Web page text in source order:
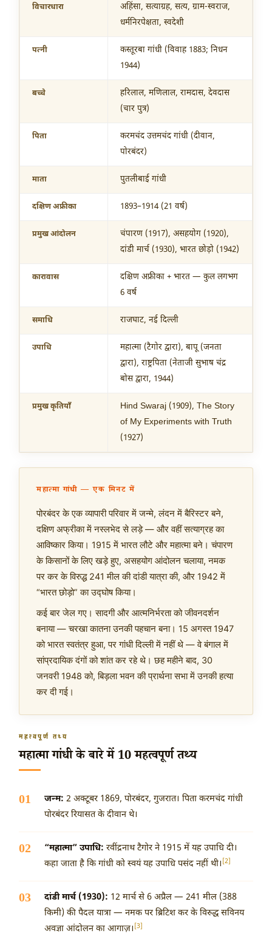
विचारधारा
अहिंसा, सत्याग्रह, सत्य, ग्राम-स्वराज,
धर्मनिरपेक्षता, स्वदेशी
पत्नी
कस्तूरबा गांधी (विवाह 1883; निधन
1944)
बच्चे
हरिलाल, मणिलाल, रामदास, देवदास
(चार पुत्र)
पिता
करमचंद उत्तमचंद गांधी (दीवान,
पोरबंदर)
माता पुतलीबाई गांधी
दक्षिण अफ्रीका 1893–1914 (21 वर्ष)
प्रमुख आंदोलन
चंपारण (1917), असहयोग (1920),
दांडी मार्च (1930), भारत छोड़ो (1942)
कारावास
दक्षिण अफ्रीका + भारत — कुल लगभग
6 वर्ष
समाधि राजघाट, नई दिल्ली
उपाधि
महात्मा (टैगोर द्वारा), बापू (जनता
द्वारा), राष्ट्रपिता (नेताजी सुभाष चंद्र
बोस द्वारा, 1944)
प्रमुख कृतियाँ
Hind Swaraj (1909), The Story
of My Experiments with Truth
(1927)
महात्मा गांधी — एक मिनट में
पोरबंदर के एक व्यापारी परिवार में जन्मे, लंदन में बैरिस्टर बने,
दक्षिण अफ्रीका में नस्लभेद से लड़े — और वहीं सत्याग्रह का
आविष्कार किया। 1915 में भारत लौटे और महात्मा बने। चंपारण
के किसानों के लिए खड़े हुए, असहयोग आंदोलन चलाया, नमक
पर कर के विरुद्ध 241 मील की दांडी यात्रा की, और 1942 में
“भारत छोड़ो” का उद्घोष किया।
कई बार जेल गए। सादगी और आत्मनिर्भरता को जीवनदर्शन
बनाया — चरखा कातना उनकी पहचान बना। 15 अगस्त 1947
को भारत स्वतंत्र हुआ, पर गांधी दिल्ली में नहीं थे — वे बंगाल में
सांप्रदायिक दंगों को शांत कर रहे थे। छह महीने बाद, 30
जनवरी 1948 को, बिड़ला भवन की प्रार्थना सभा में उनकी हत्या
कर दी गई।
महत्वपूर्ण तथ्य
महात्मा गांधी के बारे में 10 महत्वपूर्ण तथ्य
जन्म: 2 अक्टूबर 1869, पोरबंदर, गुजरात। पिता करमचंद गांधी
पोरबंदर रियासत के दीवान थे।
“महात्मा” उपाधि: रवींद्रनाथ टैगोर ने 1915 में यह उपाधि दी।
कहा जाता है कि गांधी को स्वयं यह उपाधि पसंद नहीं थी। [2]
दांडी मार्च (1930): 12 मार्च से 6 अप्रैल — 241 मील (388
किमी) की पैदल यात्रा — नमक पर ब्रिटिश कर के विरुद्ध सविनय
अवज्ञा आंदोलन का आगाज़। [3]